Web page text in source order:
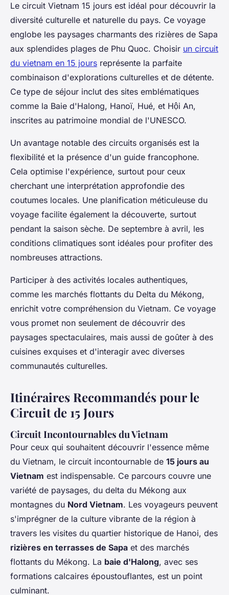
Le circuit Vietnam 15 jours est idéal pour découvrir la
diversité culturelle et naturelle du pays. Ce voyage
englobe les paysages charmants des rizières de Sapa
aux splendides plages de Phu Quoc. Choisir un circuit
du vietnam en 15 jours représente la parfaite
combinaison d'explorations culturelles et de détente.
Ce type de séjour inclut des sites emblématiques
comme la Baie d'Halong, Hanoï, Hué, et Hội An,
inscrites au patrimoine mondial de l'UNESCO.
Un avantage notable des circuits organisés est la
flexibilité et la présence d'un guide francophone.
Cela optimise l'expérience, surtout pour ceux
cherchant une interprétation approfondie des
coutumes locales. Une planification méticuleuse du
voyage facilite également la découverte, surtout
pendant la saison sèche. De septembre à avril, les
conditions climatiques sont idéales pour profiter des
nombreuses attractions.
Participer à des activités locales authentiques,
comme les marchés flottants du Delta du Mékong,
enrichit votre compréhension du Vietnam. Ce voyage
vous promet non seulement de découvrir des
paysages spectaculaires, mais aussi de goûter à des
cuisines exquises et d'interagir avec diverses
communautés culturelles.
Itinéraires Recommandés pour le
Circuit de 15 Jours
Circuit Incontournables du Vietnam
Pour ceux qui souhaitent découvrir l'essence même
du Vietnam, le circuit incontournable de 15 jours au
Vietnam est indispensable. Ce parcours couvre une
variété de paysages, du delta du Mékong aux
montagnes du Nord Vietnam. Les voyageurs peuvent
s'imprégner de la culture vibrante de la région à
travers les visites du quartier historique de Hanoi, des
rizières en terrasses de Sapa et des marchés
flottants du Mékong. La baie d'Halong, avec ses
formations calcaires époustouflantes, est un point
culminant.